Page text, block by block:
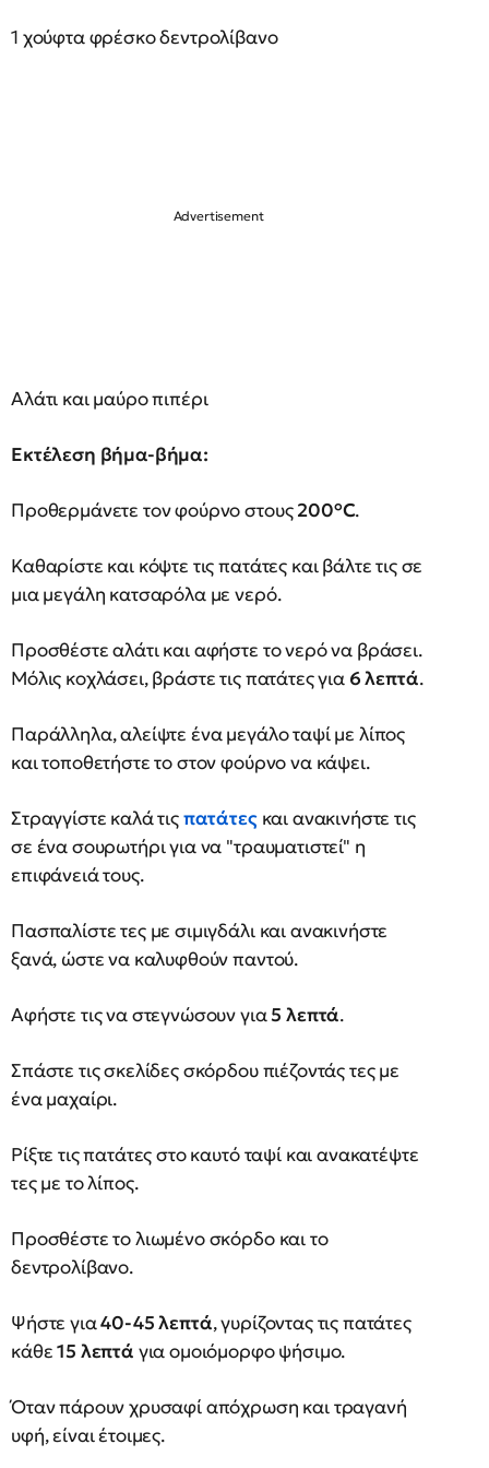
1 χούφτα φρέσκο δεντρολίβανο
Αλάτι και μαύρο πιπέρι
Εκτέλεση βήμα-βήμα:
Προθερμάνετε τον φούρνο στους200°C.
Καθαρίστε και κόψτε τις πατάτες και βάλτε τις σε
μια μεγάλη κατσαρόλα με νερό.
Προσθέστε αλάτι και αφήστε το νερό να βράσει.
Μόλις κοχλάσει, βράστε τις πατάτες για 6 λεπτά.
Παράλληλα, αλείψτε ένα μεγάλο ταψί με λίπος
και τοποθετήστε το στον φούρνο να κάψει.
Στραγγίστε καλά τιςπατάτες και ανακινήστε τις
σε ένα σουρωτήρι για να "τραυματιστεί" η
επιφάνειά τους.
Πασπαλίστε τες με σιμιγδάλι και ανακινήστε
ξανά, ώστε να καλυφθούν παντού.
Αφήστε τις να στεγνώσουν για5 λεπτά.
Σπάστε τις σκελίδες σκόρδου πιέζοντάς τες με
ένα μαχαίρι.
Ρίξτε τις πατάτες στο καυτό ταψί και ανακατέψτε
τες με το λίπος.
Προσθέστε το λιωμένο σκόρδο και το
δεντρολίβανο.
Ψήστε για40-45 λεπτά, γυρίζοντας τις πατάτες
κάθε15 λεπτά για ομοιόμορφο ψήσιμο.
Όταν πάρουν χρυσαφί απόχρωση και τραγανή
υφή, είναι έτοιμες.